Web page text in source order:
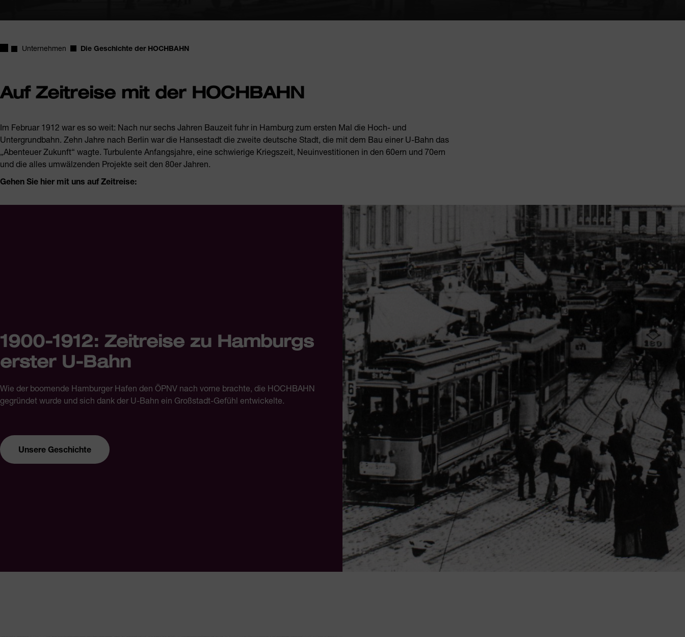
Startseite
Unternehmen Die Geschichte der HOCHBAHN
Auf Zeitreise mit der HOCHBAHN
Im Februar 1912 war es so weit: Nach nur sechs Jahren Bauzeit fuhr in Hamburg zum ersten Mal die Hoch- und
Untergrundbahn. Zehn Jahre nach Berlin war die Hansestadt die zweite deutsche Stadt, die mit dem Bau einer U-Bahn das
„Abenteuer Zukunft“ wagte. Turbulente Anfangsjahre, eine schwierige Kriegszeit, Neuinvestitionen in den 60ern und 70ern
und die alles umwälzenden Projekte seit den 80er Jahren.
Gehen Sie hier mit uns auf Zeitreise:
1900-1912: Zeitreise zu Hamburgs
erster U-Bahn
Wie der boomende Hamburger Hafen den ÖPNV nach vorne brachte, die HOCHBAHN
gegründet wurde und sich dank der U-Bahn ein Großstadt-Gefühl entwickelte.
Unsere Geschichte